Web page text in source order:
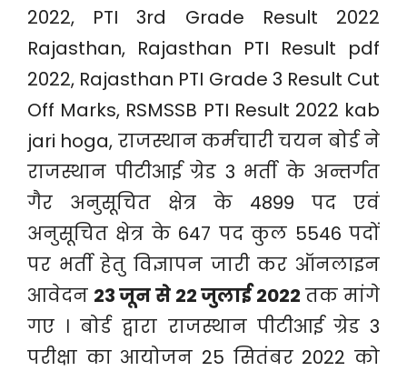
2022, PTI 3rd Grade Result 2022
Rajasthan, Rajasthan PTI Result pdf
2022, Rajasthan PTI Grade 3 Result Cut
Off Marks, RSMSSB PTI Result 2022 kab
jari hoga, राजस्थान कर्मचारी चयन बोर्ड ने
राजस्थान पीटीआई ग्रेड 3 भर्ती के अन्तर्गत
गैर अनुसूचित क्षेत्र के 4899 पद एवं
अनुसूचित क्षेत्र के 647 पद कुल 5546 पदों
पर भर्ती हेतु विज्ञापन जारी कर ऑनलाइन
आवेदन 23 जून से 22 जुलाई 2022 तक मांगे
गए । बोर्ड द्वारा राजस्थान पीटीआई ग्रेड 3
परीक्षा का आयोजन 25 सितंबर 2022 को